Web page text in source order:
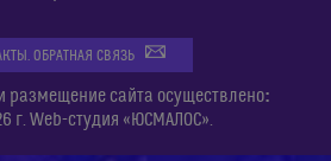
ОБРАТНАЯ СВЯЗЬ
размещение сайта осуществлено:
г. Web-студия «ЮСМАЛОС».